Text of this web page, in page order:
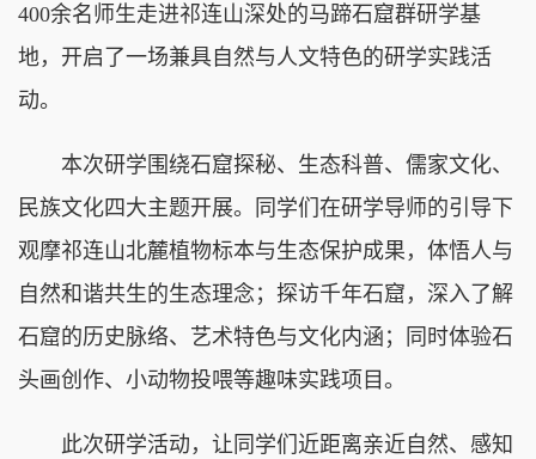
400余名师生走进祁连山深处的马蹄石窟群研学基
地，开启了一场兼具自然与人文特色的研学实践活
动。
本次研学围绕石窟探秘、生态科普、儒家文化、
民族文化四大主题开展。同学们在研学导师的引导下
观摩祁连山北麓植物标本与生态保护成果，体悟人与
自然和谐共生的生态理念；探访千年石窟，深入了解
石窟的历史脉络、艺术特色与文化内涵；同时体验石
头画创作、小动物投喂等趣味实践项目。
此次研学活动，让同学们近距离亲近自然、感知